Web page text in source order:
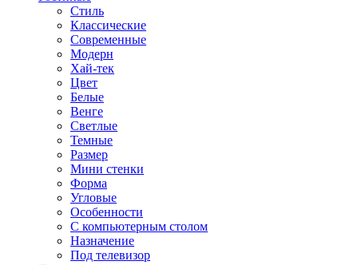
Стиль
Классические
Современные
Модерн
Хай-тек
Цвет
Белые
Венге
Светлые
Темные
Размер
Мини стенки
Форма
Угловые
Особенности
С компьютерным столом
Назначение
Под телевизор